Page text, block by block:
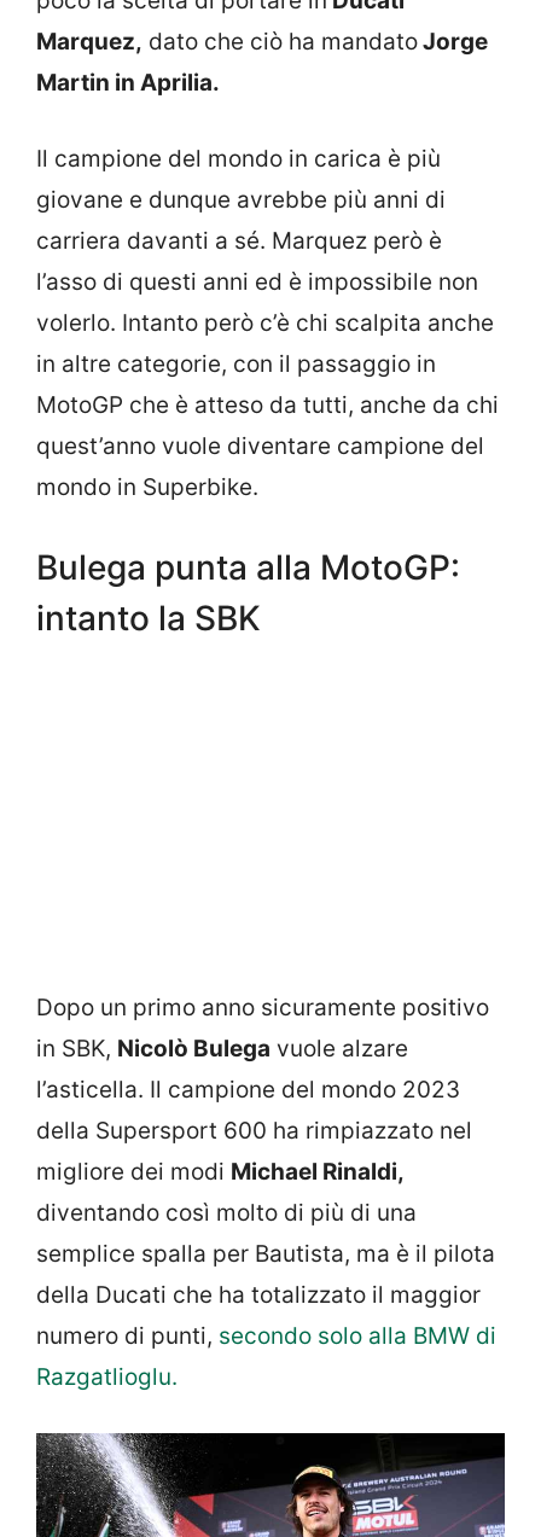
Marquez, dato che ciò ha mandatoJorge
Martin in Aprilia.
Il campione del mondo in carica è più
giovane e dunque avrebbe più anni di
carriera davanti a sé. Marquez però è
l’asso di questi anni ed è impossibile non
volerlo. Intanto però c’è chi scalpita anche
in altre categorie, con il passaggio in
MotoGP che è atteso da tutti, anche da chi
quest’anno vuole diventare campione del
mondo in Superbike.
Bulega punta alla MotoGP:
intanto la SBK
Dopo un primo anno sicuramente positivo
in SBK, Nicolò Bulega vuole alzare
l’asticella. Il campione del mondo 2023
della Supersport 600 ha rimpiazzato nel
migliore dei modi Michael Rinaldi,
diventando così molto di più di una
semplice spalla per Bautista, ma è il pilota
della Ducati che ha totalizzato il maggior
numero di punti, secondo solo alla BMW di
Razgatlioglu.